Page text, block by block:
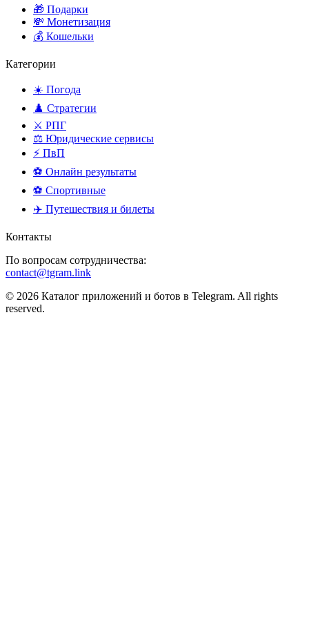
🎁 Подарки
💸 Монетизация
💰 Кошельки
Категории
☀️ Погода
♟️ Стратегии
⚔️ РПГ
⚖️ Юридические сервисы
⚡ ПвП
⚽ Онлайн результаты
⚽ Спортивные
✈️ Путешествия и билеты
Контакты
По вопросам сотрудничества:
contact@tgram.link
© 2026 Каталог приложений и ботов в Telegram. All rights
reserved.